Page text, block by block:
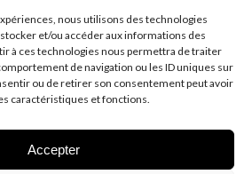
nous utilisons des technologies
et/ou accéder aux informations des
à ces technologies nous permettra de traiter
de navigation ou les ID uniques sur
ou de retirer son consentement peut avoir
caractéristiques et fonctions.
Accepter